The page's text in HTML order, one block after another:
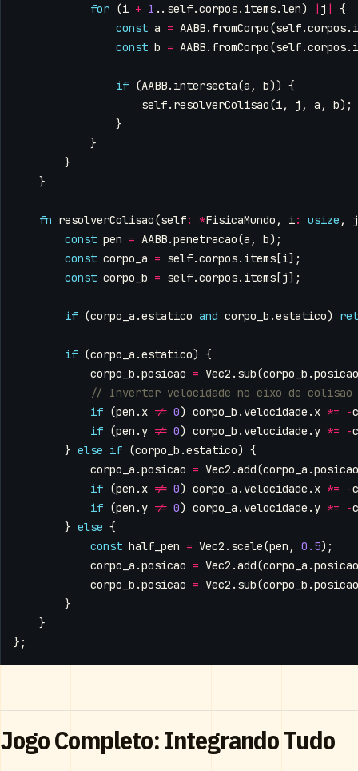
for (i + 1 .. self.corpos. items.len) | j |
{
const a = AABB. fromCorpo(self.corpos.
const b = AABB. fromCorpo(self.corpos.
if (AABB. intersecta(a , b)) {
self. resolverColisao(i, j , a , b);
}
}
}
}
fn resolverColisao(self: *FisicaMundo , i: usize ,
j
const pen = AABB.penetracao(a , b);
const corpo_a = self.corpos. items [i];
const corpo_b = self.corpos. items [j];
if (corpo_a .estatico and corpo_b .estatico)
if (corpo_a .estatico) {
corpo_b .posicao = Vec2 . sub(corpo_b .posicao
if (pen . x != 0) corpo_b . velocidade . x *= -
if (pen . y != 0) corpo_b . velocidade . y *= -
} else if (corpo_b .estatico) {
corpo_a .posicao = Vec2 .add(corpo_a .posicao
if (pen . x != 0) corpo_a . velocidade . x *= -
if (pen . y != 0) corpo_a . velocidade . y *= -
} else {
const half_pen = Vec2 . scale(pen , 0.5);
corpo_a .posicao = Vec2 .add(corpo_a .posicao
corpo_b .posicao = Vec2 . sub(corpo_b .posicao
}
}
};
Jogo Completo: Integrando Tudo